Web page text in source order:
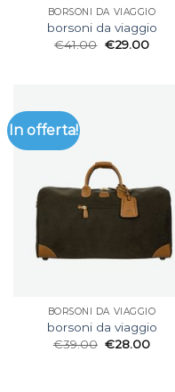
BORSONI DA VIAGGIO
borsoni da viaggio
€41.00 €29.00
In offerta!
BORSONI DA VIAGGIO
borsoni da viaggio
€39.00 €28.00